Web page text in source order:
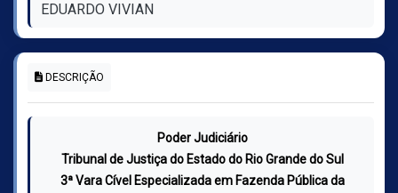
EDUARDO VIVIAN
DESCRIÇÃO
Poder Judiciário
Tribunal de Justiça do Estado do Rio Grande do Sul
3ª Vara Cível Especializada em Fazenda Pública da